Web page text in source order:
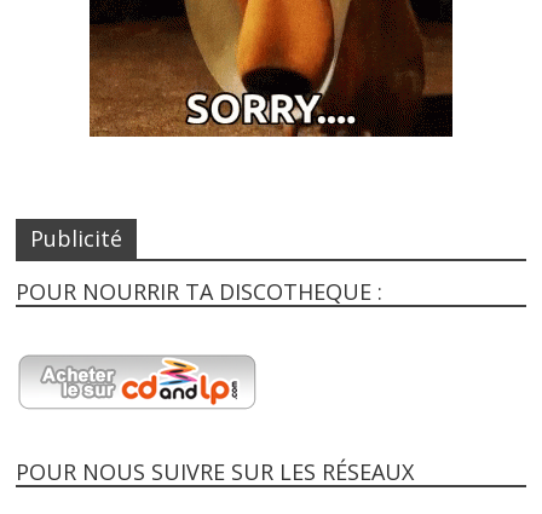
Publicité
POUR NOURRIR TA DISCOTHEQUE :
POUR NOUS SUIVRE SUR LES RÉSEAUX